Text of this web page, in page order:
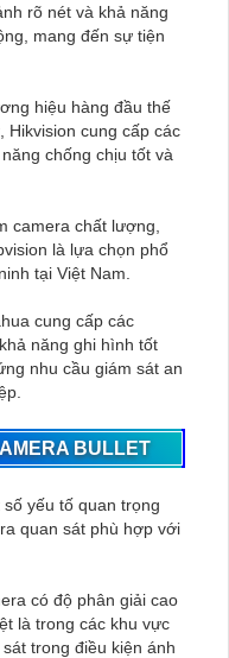
rõ nét và khả năng
mang đến sự tiện
hiệu hàng đầu thế
Hikvision cung cấp các
chống chịu tốt và
camera chất lượng,
là lựa chọn phổ
tại Việt Nam.
cung cấp các
năng ghi hình tốt
nhu cầu giám sát an
BULLET
yếu tố quan trọng
quan sát phù hợp với
có độ phân giải cao
là trong các khu vực
trong điều kiện ánh